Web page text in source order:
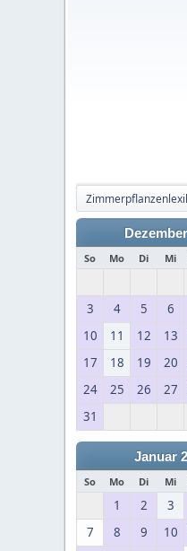
So Mo Di Mi
3
4 5 6
10
11 12 13
17
18 19 20
24
25 26 27
31
Januar
So Mo Di Mi
1 2 3
7
8 9 10